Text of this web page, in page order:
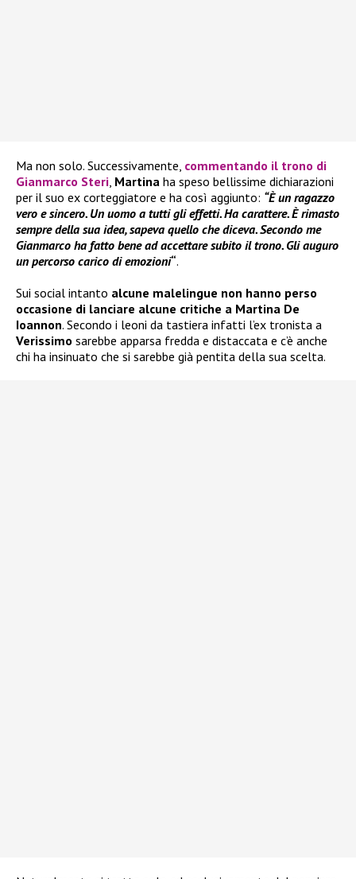
Ma non solo. Successivamente, commentando il trono di
Gianmarco Steri, Martina ha speso bellissime dichiarazioni
per il suo ex corteggiatore e ha così aggiunto: “È un ragazzo
vero e sincero. Un uomo a tutti gli effetti. Ha carattere. È rimasto
sempre della sua idea, sapeva quello che diceva. Secondo me
Gianmarco ha fatto bene ad accettare subito il trono. Gli auguro
un percorso carico di emozioni“.
Sui social intanto alcune malelingue non hanno perso
occasione di lanciare alcune critiche a Martina De
Ioannon. Secondo i leoni da tastiera infatti l’ex tronista a
Verissimo sarebbe apparsa fredda e distaccata e c’è anche
chi ha insinuato che si sarebbe già pentita della sua scelta.